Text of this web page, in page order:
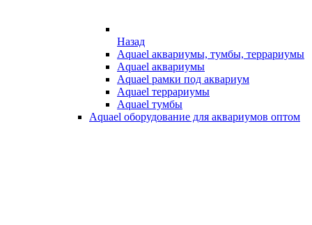
Назад
Aquael аквариумы, тумбы, террариумы
Aquael аквариумы
Aquael рамки под аквариум
Aquael террариумы
Aquael тумбы
Aquael оборудование для аквариумов оптом